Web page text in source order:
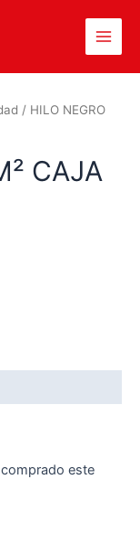
/ HILO NEGRO
CAJA
este